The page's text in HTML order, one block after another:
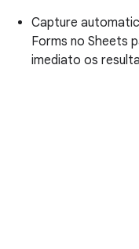
Capture
Forms no Sheets
imediato os